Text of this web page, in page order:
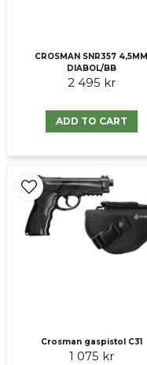
CROSMAN SNR357 4,5MM
DIABOL/BB
2 495 kr
ADD TO CART
Crosman gaspistol C31
1 075 kr